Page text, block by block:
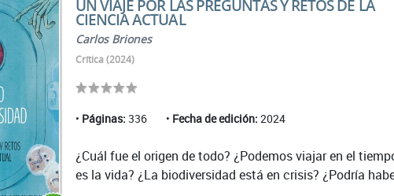
UN VIAJE POR LAS PREGUNTAS Y RETOS DE LA
CIENCIA ACTUAL
Carlos Briones
Crítica (2024)
Páginas: 336 Fecha de edición: 2024
¿Cuál fue el origen de todo? ¿Podemos viajar en el
es la vida? ¿La biodiversidad está en crisis? ¿Podría